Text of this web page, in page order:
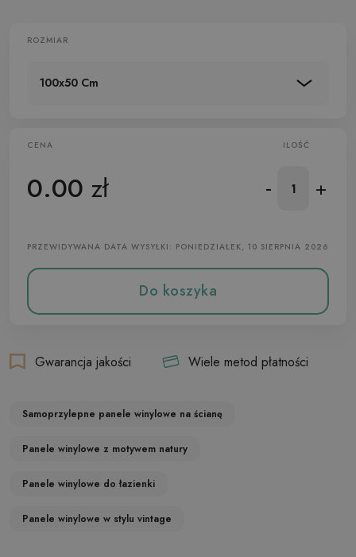
ROZMIAR
100x50 Cm
CENA
0.00 zł
ILOŚĆ
- +
PRZEWIDYWANA DATA WYSYŁKI: PONIEDZIAŁEK, 10 SIERPNIA 2026
Do koszyka
Gwarancja jakości Wiele metod płatności
Samoprzylepne panele winylowe na ścianę
Panele winylowe z motywem natury
Panele winylowe do łazienki
Panele winylowe w stylu vintage